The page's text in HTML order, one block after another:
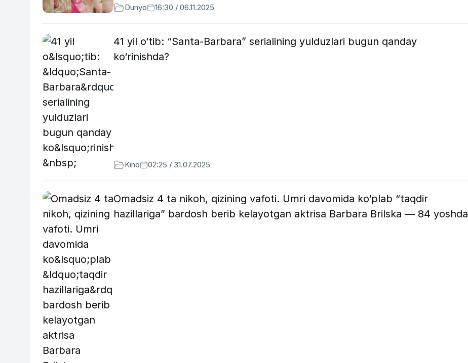
Dunyo 16:30 / 06.11.2025
41 yil o‘tib: “Santa-Barbara” serialining yulduzlari bugun qanday
ko‘rinishda?
Kino 02:25 / 31.07.2025
Omadsiz 4 ta nikoh, qizining vafoti. Umri davomida ko‘plab “taqdir
hazillariga” bardosh berib kelayotgan aktrisa Barbara Brilska — 84 yoshda